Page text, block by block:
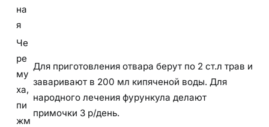
на
я
Че
ре
му
ха,
пи
жм
Для приготовления отвара берут по 2 ст.л трав и
заваривают в 200 мл кипяченой воды. Для
народного лечения фурункула делают
примочки 3 р/день.